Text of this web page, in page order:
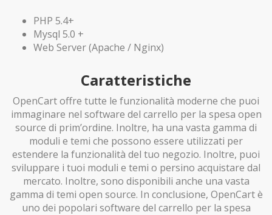
PHP 5.4+
Mysql 5.0 +
Web Server (Apache / Nginx)
Caratteristiche
OpenCart offre tutte le funzionalità moderne che puoi
immaginare nel software del carrello per la spesa open
source di prim’ordine. Inoltre, ha una vasta gamma di
moduli e temi che possono essere utilizzati per
estendere la funzionalità del tuo negozio. Inoltre, puoi
sviluppare i tuoi moduli e temi o persino acquistare dal
mercato. Inoltre, sono disponibili anche una vasta
gamma di temi open source. In conclusione, OpenCart è
uno dei popolari software del carrello per la spesa